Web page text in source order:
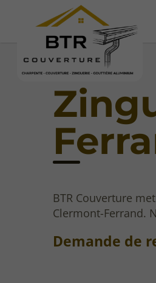
BTR Couverture
Clermont-Ferrand.
Demande de